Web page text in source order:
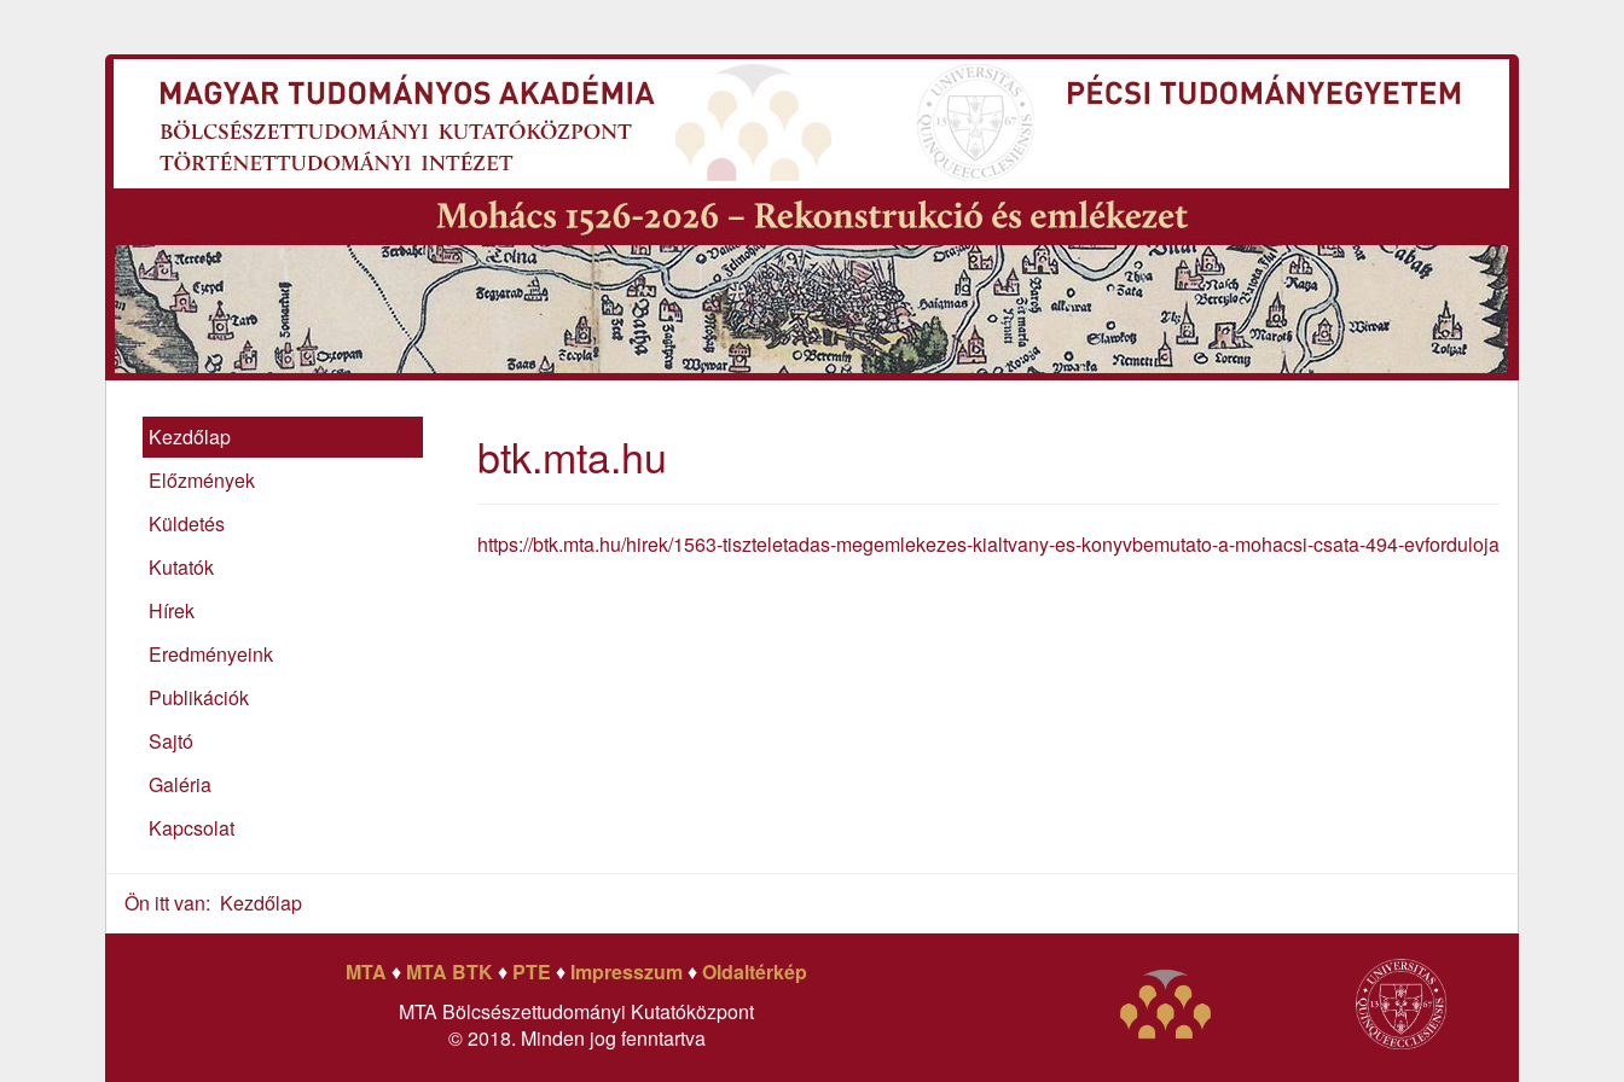
btk.mta.hu
https://btk.mta.hu/hirek/1563-tiszteletadas-megemlekezes-kialtvany-es-konyvbemutato-a-mohacsi-csata-494-evforduloja
Kezdőlap
Előzmények
Küldetés
Kutatók
Hírek
Eredményeink
Publikációk
Sajtó
Galéria
Kapcsolat
Ön itt van: Kezdőlap
MTA ♦ MTA BTK ♦ PTE ♦ Impresszum♦Oldaltérkép
MTA Bölcsészettudományi Kutatóközpont
© 2018. Minden jog fenntartva